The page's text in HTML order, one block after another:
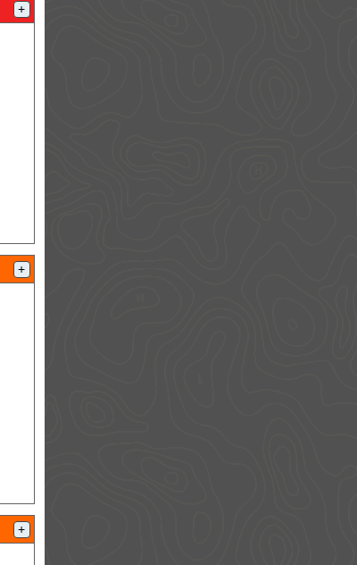
+
+
+